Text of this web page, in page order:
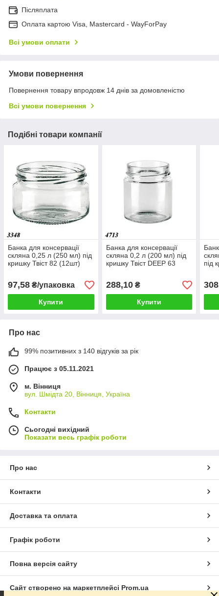
Післяплата
Оплата картою Visa, Mastercard - WayForPay
Всі умови оплати
Умови повернення
Повернення товару впродовж 14 днів за домовленістю
Всі умови повернення
Подібні товари компанії
Банка для консервації
скляна 0,25 л (250 мл) під
кришку Твіст 82 (12шт)
97,58 ₴/упаковка
Купити
Банка для консервації
скляна 0,2 л (200 мл) під
кришку Твіст DEEP 63
288,10₴
Купити
під
Про нас
99% позитивних з 140 відгуків за рік
Працює з 05.11.2021
м. Вінниця
вул. Шмідта 20, Вінниця, Україна
Контакти
Сьогодні вихідний
Показати весь графік роботи
Про нас
Контакти
Доставка та оплата
Графік роботи
Повна версія сайту
Сайт створено на маркетплейсі Prom.ua